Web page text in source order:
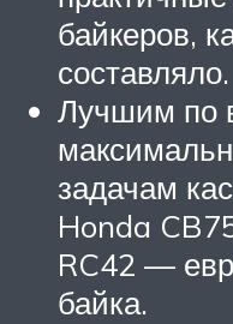
байкеров,
составляло.
Лучшим по
задачам
Honda
RC42 —
байка.